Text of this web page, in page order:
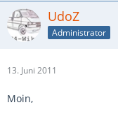
UdoZ
Administrator
13. Juni 2011
Moin,